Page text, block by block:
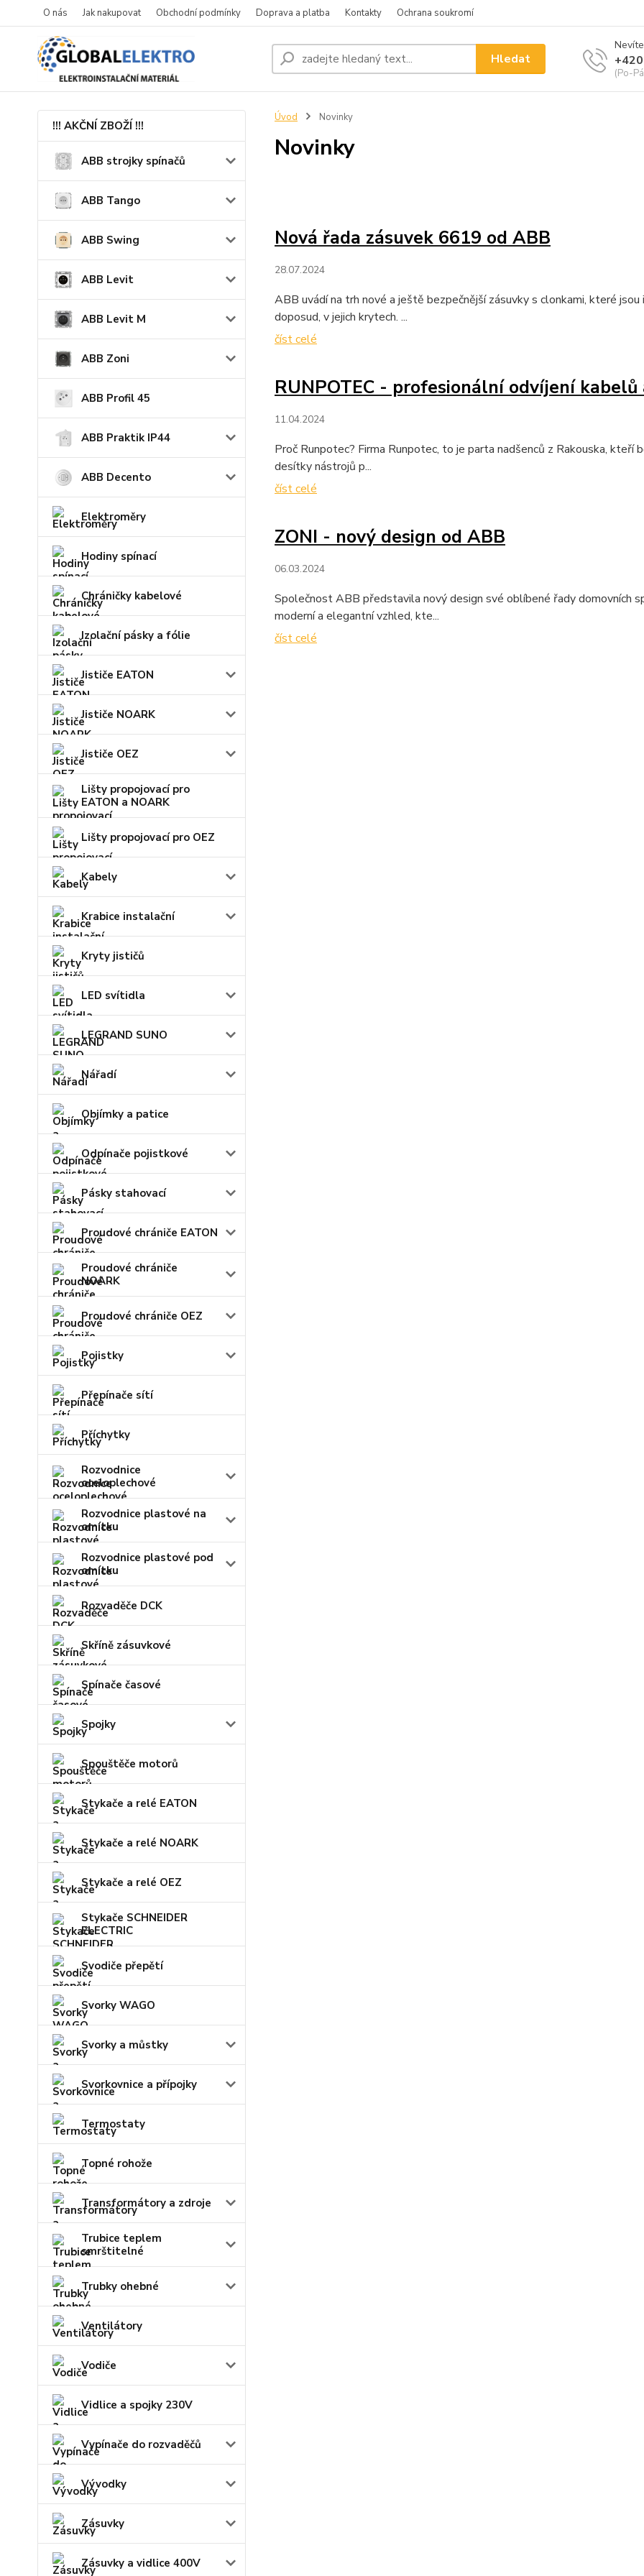
O nás Jak nakupovat Obchodní podmínky Doprava a platba Kontakty Ochrana soukromí
Hledat
(Po-
!!! AKČNÍ ZBOŽÍ !!!
ABB strojky spínačů
ABB Tango
ABB Swing
ABB Levit
ABB Levit M
ABB Zoni
ABB Profil 45
ABB Praktik IP44
ABB Decento
Elektroměry
Hodiny spínací
Chráničky kabelové
Izolační pásky a fólie
Jističe EATON
Jističe NOARK
Jističe OEZ
Lišty propojovací pro
EATON a NOARK
Lišty propojovací pro OEZ
Kabely
Krabice instalační
Kryty jističů
LED svítidla
LEGRAND SUNO
Nářadí
Objímky a patice
Odpínače pojistkové
Pásky stahovací
Proudové chrániče EATON
Proudové chrániče
NOARK
Proudové chrániče OEZ
Pojistky
Přepínače sítí
Příchytky
Rozvodnice
oceloplechové
Rozvodnice plastové na
omítku
Rozvodnice plastové pod
omítku
Rozvaděče DCK
Skříně zásuvkové
Spínače časové
Spojky
Spouštěče motorů
Stykače a relé EATON
Stykače a relé NOARK
Stykače a relé OEZ
Stykače SCHNEIDER
ELECTRIC
Svodiče přepětí
Svorky WAGO
Svorky a můstky
Svorkovnice a přípojky
Termostaty
Topné rohože
Transformátory a zdroje
Trubice teplem
smrštitelné
Trubky ohebné
Ventilátory
Vodiče
Vidlice a spojky 230V
Vypínače do rozvaděčů
Vývodky
Zásuvky
Zásuvky a vidlice 400V
Úvod Novinky
Novinky
Nová řada zásuvek 6619 od ABB
28.07.2024
ABB uvádí na trh nové a ještě bezpečnější zásuvky s clonkami, které
doposud, v jejich krytech. ...
číst celé
RUNPOTEC - profesionální odvíjení kabelů
11.04.2024
Proč Runpotec? Firma Runpotec, to je parta nadšenců z Rakouska,
desítky nástrojů p...
číst celé
ZONI - nový design od ABB
06.03.2024
Společnost ABB představila nový design své oblíbené řady domovních
moderní a elegantní vzhled, kte...
číst celé